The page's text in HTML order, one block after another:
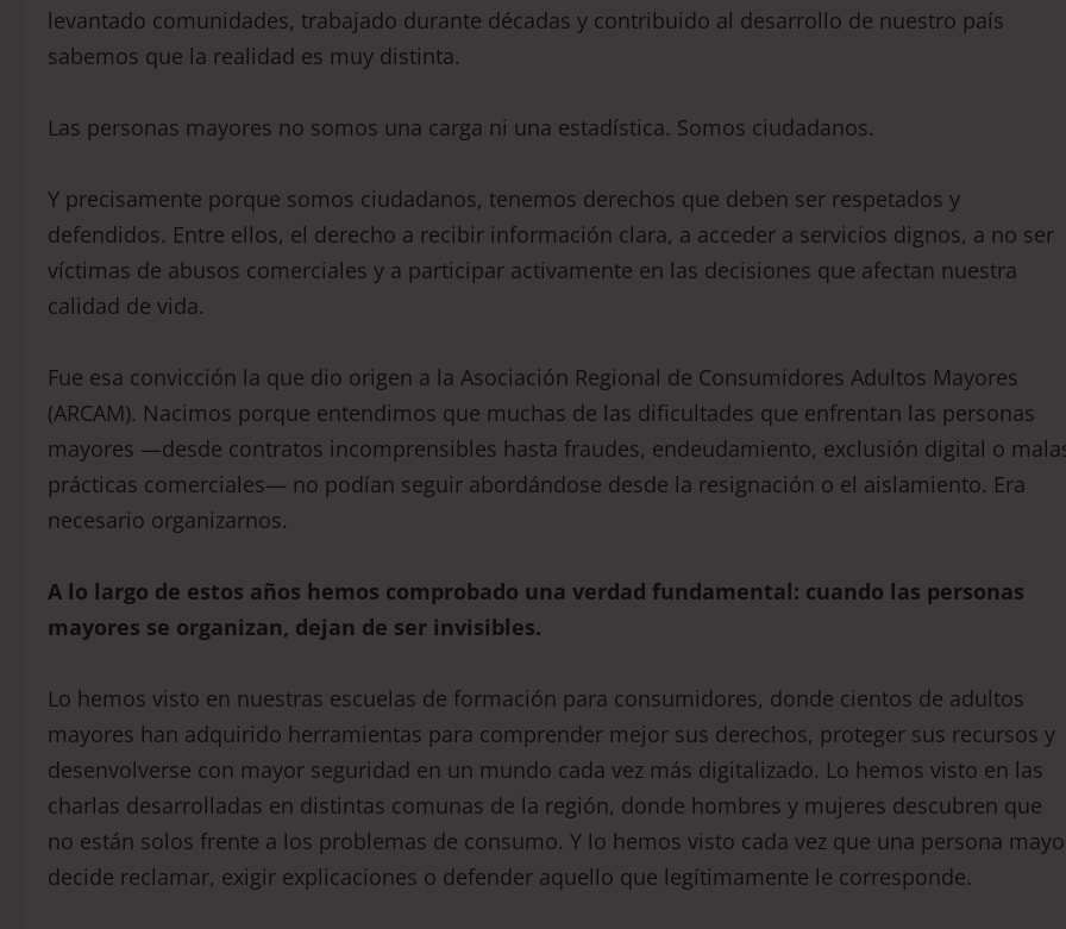
levantado comunidades, trabajado durante décadas y contribuido al desarrollo de nuestro país
sabemos que la realidad es muy distinta.
Las personas mayores no somos una carga ni una estadística. Somos ciudadanos.
Y precisamente porque somos ciudadanos, tenemos derechos que deben ser respetados y
defendidos. Entre ellos, el derecho a recibir información clara, a acceder a servicios dignos, a no ser
víctimas de abusos comerciales y a participar activamente en las decisiones que afectan nuestra
calidad de vida.
Fue esa convicción la que dio origen a la Asociación Regional de Consumidores Adultos Mayores
(ARCAM). Nacimos porque entendimos que muchas de las dificultades que enfrentan las personas
mayores —desde contratos incomprensibles hasta fraudes, endeudamiento, exclusión digital o
prácticas comerciales— no podían seguir abordándose desde la resignación o el aislamiento. Era
necesario organizarnos.
A lo largo de estos años hemos comprobado una verdad fundamental: cuando las personas
mayores se organizan, dejan de ser invisibles.
Lo hemos visto en nuestras escuelas de formación para consumidores, donde cientos de adultos
mayores han adquirido herramientas para comprender mejor sus derechos, proteger sus recursos y
desenvolverse con mayor seguridad en un mundo cada vez más digitalizado. Lo hemos visto en las
charlas desarrolladas en distintas comunas de la región, donde hombres y mujeres descubren que
no están solos frente a los problemas de consumo. Y lo hemos visto cada vez que una persona
decide reclamar, exigir explicaciones o defender aquello que legítimamente le corresponde.